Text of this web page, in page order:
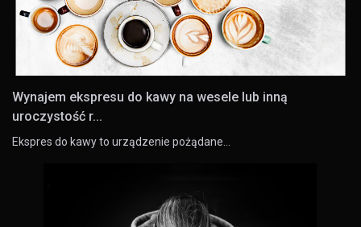
Wynajem ekspresu do kawy na wesele lub inną
uroczystość r...
Ekspres do kawy to urządzenie pożądane…